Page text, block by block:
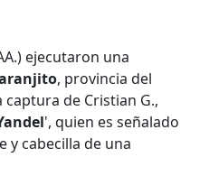
ejecutaron una
, provincia del
de Cristian G.,
', quien es señalado
y cabecilla de una